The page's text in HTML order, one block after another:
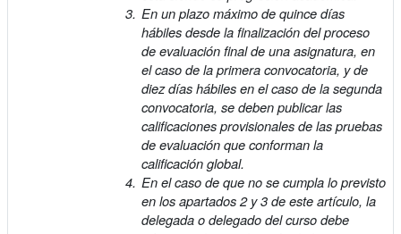
En un plazo máximo de quince días
hábiles desde la finalización del proceso
de evaluación final de una asignatura, en
el caso de la primera convocatoria, y de
diez días hábiles en el caso de la segunda
convocatoria, se deben publicar las
calificaciones provisionales de las pruebas
de evaluación que conforman la
calificación global.
En el caso de que no se cumpla lo previsto
en los apartados 2 y 3 de este artículo, la
delegada o delegado del curso debe